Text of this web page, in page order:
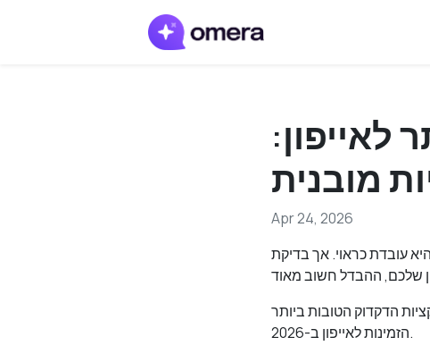
לאייפון:
מובנית
Apr 24, 2026
עובדת כראוי. אך בדיקת
הדקדוק הטובות ביותר
הזמינות לאייפון ב-2026.